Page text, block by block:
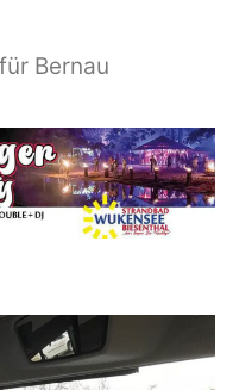
Bernau